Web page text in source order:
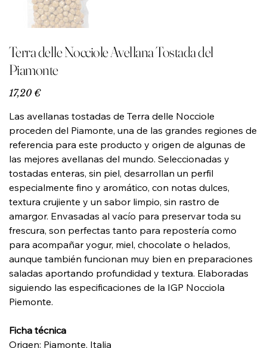
Terra delle Nocciole Avellana Tostada del
Piamonte
Precio
17,20 €
Las avellanas tostadas de Terra delle Nocciole
proceden del Piamonte, una de las grandes regiones de
referencia para este producto y origen de algunas de
las mejores avellanas del mundo. Seleccionadas y
tostadas enteras, sin piel, desarrollan un perfil
especialmente fino y aromático, con notas dulces,
textura crujiente y un sabor limpio, sin rastro de
amargor. Envasadas al vacío para preservar toda su
frescura, son perfectas tanto para repostería como
para acompañar yogur, miel, chocolate o helados,
aunque también funcionan muy bien en preparaciones
saladas aportando profundidad y textura. Elaboradas
siguiendo las especificaciones de la IGP Nocciola
Piemonte.
Ficha técnica
Origen: Piamonte, Italia